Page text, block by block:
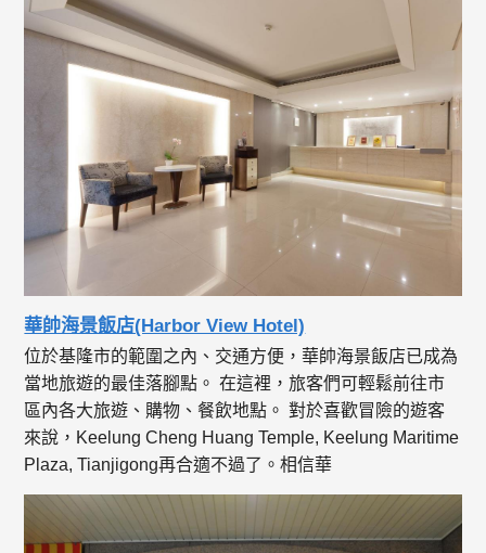
華帥海景飯店(Harbor View Hotel)
位於基隆市的範圍之內、交通方便，華帥海景飯店已成為
當地旅遊的最佳落腳點。 在這裡，旅客們可輕鬆前往市
區內各大旅遊、購物、餐飲地點。 對於喜歡冒險的遊客
來說，Keelung Cheng Huang Temple, Keelung Maritime
Plaza, Tianjigong再合適不過了。相信華